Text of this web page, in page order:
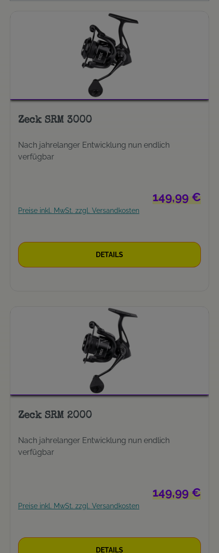
Zeck SRM 3000
Nach jahrelanger Entwicklung nun endlich
verfügbar
Regulärer Preis:
149,99 €
Preise inkl. MwSt. zzgl. Versandkosten
DETAILS
Zeck SRM 2000
Nach jahrelanger Entwicklung nun endlich
verfügbar
Regulärer Preis:
149,99 €
Preise inkl. MwSt. zzgl. Versandkosten
DETAILS